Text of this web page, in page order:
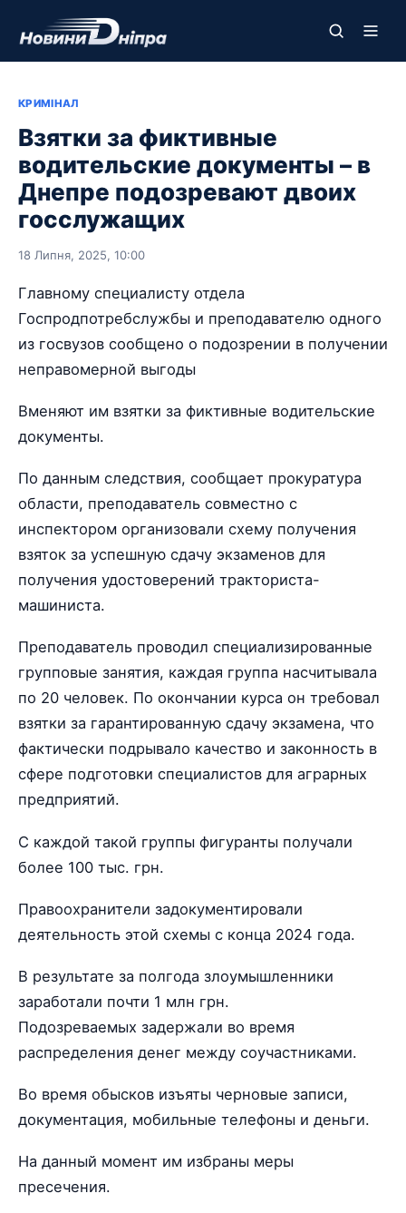
КРИМІНАЛ
Взятки за фиктивные
водительские документы – в
Днепре подозревают двоих
госслужащих
18 Липня, 2025, 10:00
Главному специалисту отдела
Госпродпотребслужбы и преподавателю одного
из госвузов сообщено о подозрении в получении
неправомерной выгоды
Вменяют им взятки за фиктивные водительские
документы.
По данным следствия, сообщает прокуратура
области, преподаватель совместно с
инспектором организовали схему получения
взяток за успешную сдачу экзаменов для
получения удостоверений тракториста-
машиниста.
Преподаватель проводил специализированные
групповые занятия, каждая группа насчитывала
по 20 человек. По окончании курса он требовал
взятки за гарантированную сдачу экзамена, что
фактически подрывало качество и законность в
сфере подготовки специалистов для аграрных
предприятий.
С каждой такой группы фигуранты получали
более 100 тыс. грн.
Правоохранители задокументировали
деятельность этой схемы с конца 2024 года.
В результате за полгода злоумышленники
заработали почти 1 млн грн.
Подозреваемых задержали во время
распределения денег между соучастниками.
Во время обысков изъяты черновые записи,
документация, мобильные телефоны и деньги.
На данный момент им избраны меры
пресечения.